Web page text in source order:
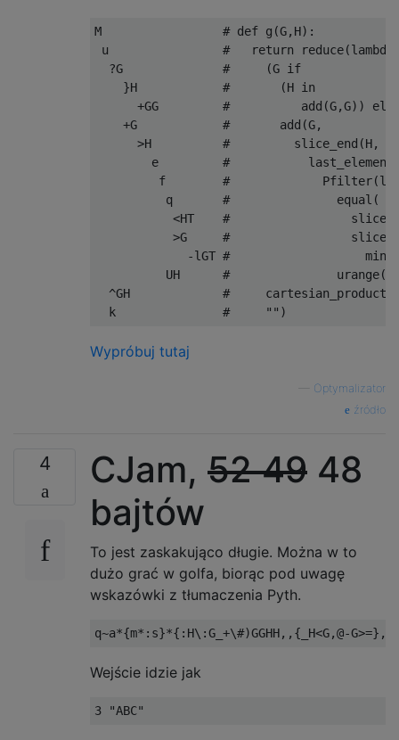
M                 # def g(G,H):
u                #   return reduce(lambda
  ?G              #     (G if
    }H            #       (H in
+GG         #          add(G,G))
    +G            #       add(G,
      >H          #         slice_end(H,
e         #
f        #
          q       #               equal(
<HT    #
>G     #
-lGT #
UH      #
^GH             #
Wypróbuj tutaj
Optymalizator
źródło
4 CJam, 52 49 48
bajtów
To jest zaskakująco długie. Można w to
dużo grać w golfa, biorąc pod uwagę
wskazówki z tłumaczenia Pyth.
Wejście idzie jak